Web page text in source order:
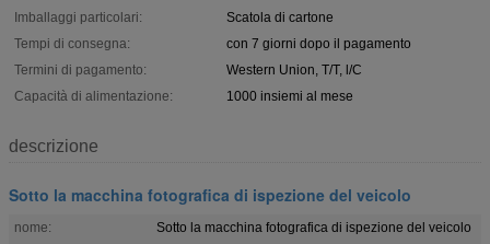
Imballaggi particolari:
Scatola di cartone
Tempi di consegna:
con 7 giorni dopo il pagamento
Termini di pagamento:
Western Union, T/T, l/C
Capacità di alimentazione:
1000 insiemi al mese
descrizione
Sotto la macchina fotografica di ispezione del veicolo
nome:
Sotto la macchina fotografica di ispezione del veicolo